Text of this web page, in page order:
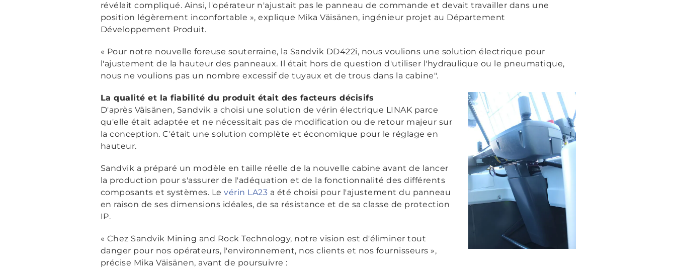
révélait compliqué. Ainsi, l'opérateur n'ajustait pas le panneau de commande et devait travailler dans une
position légèrement inconfortable », explique Mika Väisänen, ingénieur projet au Département
Développement Produit.
« Pour notre nouvelle foreuse souterraine, la Sandvik DD422i, nous voulions une solution électrique pour
l'ajustement de la hauteur des panneaux. Il était hors de question d'utiliser l'hydraulique ou le pneumatique,
nous ne voulions pas un nombre excessif de tuyaux et de trous dans la cabine".
La qualité et la fiabilité du produit était des facteurs décisifs
D'après Väisänen, Sandvik a choisi une solution de vérin électrique LINAK parce
qu'elle était adaptée et ne nécessitait pas de modification ou de retour majeur sur
la conception. C'était une solution complète et économique pour le réglage en
hauteur.
Sandvik a préparé un modèle en taille réelle de la nouvelle cabine avant de lancer
la production pour s'assurer de l'adéquation et de la fonctionnalité des différents
composants et systèmes. Le vérin LA23 a été choisi pour l'ajustement du panneau
en raison de ses dimensions idéales, de sa résistance et de sa classe de protection
IP.
« Chez Sandvik Mining and Rock Technology, notre vision est d'éliminer tout
danger pour nos opérateurs, l'environnement, nos clients et nos fournisseurs »,
précise Mika Väisänen, avant de poursuivre :